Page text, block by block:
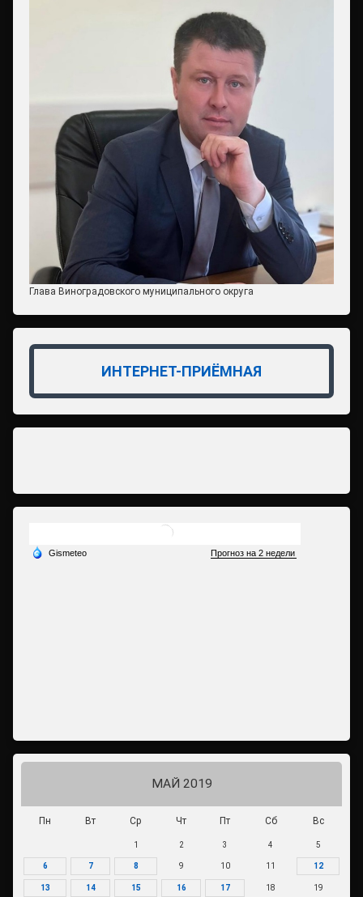
Глава Виноградовского муниципального округа
ИНТЕРНЕТ-ПРИЁМНАЯ
МАЙ 2019
Пн Вт Ср Чт Пт Сб Вс
1 2 3 4 5
6 7 8 9 10 11 12
13 14 15 16 17 18 19